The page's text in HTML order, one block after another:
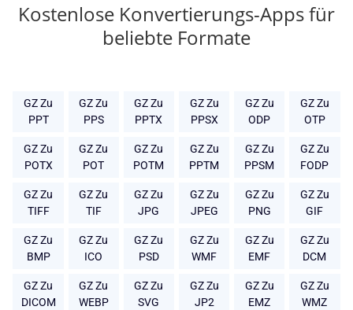
Kostenlose Konvertierungs-Apps für
beliebte Formate
GZ Zu
PPT
GZ Zu
PPS
GZ Zu
PPTX
GZ Zu
PPSX
GZ Zu
ODP
GZ Zu
OTP
GZ Zu
POTX
GZ Zu
POT
GZ Zu
POTM
GZ Zu
PPTM
GZ Zu
PPSM
GZ Zu
FODP
GZ Zu
TIFF
GZ Zu
TIF
GZ Zu
JPG
GZ Zu
JPEG
GZ Zu
PNG
GZ Zu
GIF
GZ Zu
BMP
GZ Zu
ICO
GZ Zu
PSD
GZ Zu
WMF
GZ Zu
EMF
GZ Zu
DCM
GZ Zu
DICOM
GZ Zu
WEBP
GZ Zu
SVG
GZ Zu
JP2
GZ Zu
EMZ
GZ Zu
WMZ